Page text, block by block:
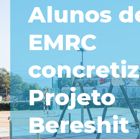
Alunos
EMRC
Projeto
Bereshit